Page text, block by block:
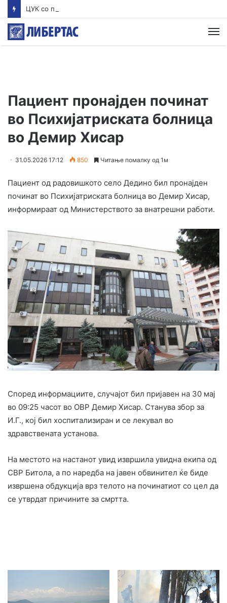
Пациент пронајден починат
во Психијатриската болница
во Демир Хисар
31.05.2026 17:12 850 Читање помалку од 1м
Пациент од радовишкото село Дедино бил пронајден
починат во Психијатриската болница во Демир Хисар,
информираат од Министерството за внатрешни работи.
Според информациите, случајот бил пријавен на 30 мај
во 09:25 часот во ОВР Демир Хисар. Станува збор за
И.Г., кој бил хоспитализиран и се лекувал во
здравствената установа.
На местото на настанот увид извршила увидна екипа од
СВР Битола, а по наредба на јавен обвинител ќе биде
извршена обдукција врз телото на починатиот со цел да
се утврдат причините за смртта.